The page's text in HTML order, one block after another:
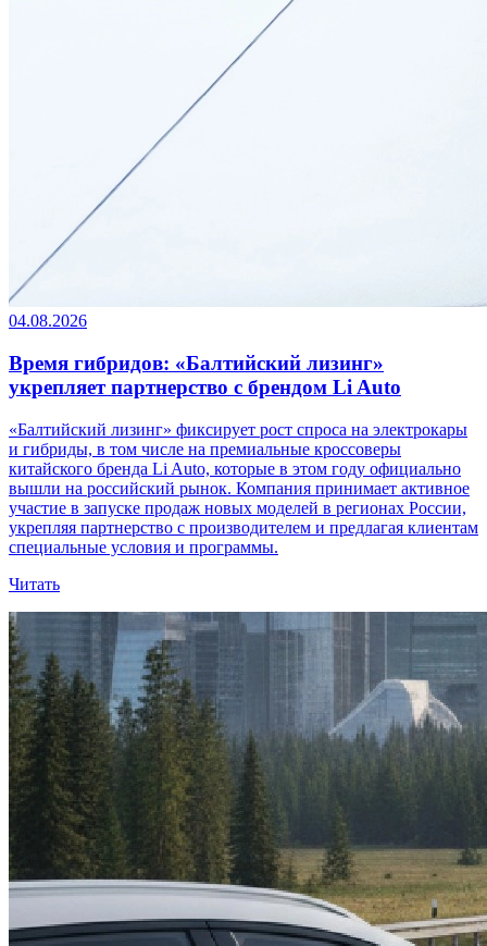
04.08.2026
Время гибридов: «Балтийский лизинг»
укрепляет партнерство с брендом Li Auto
«Балтийский лизинг» фиксирует рост спроса на электрокары
и гибриды, в том числе на премиальные кроссоверы
китайского бренда Li Auto, которые в этом году официально
вышли на российский рынок. Компания принимает активное
участие в запуске продаж новых моделей в регионах России,
укрепляя партнерство с производителем и предлагая клиентам
специальные условия и программы.
Читать